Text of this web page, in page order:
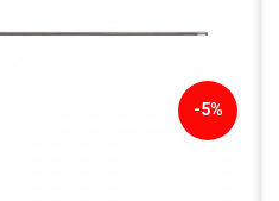
-5%